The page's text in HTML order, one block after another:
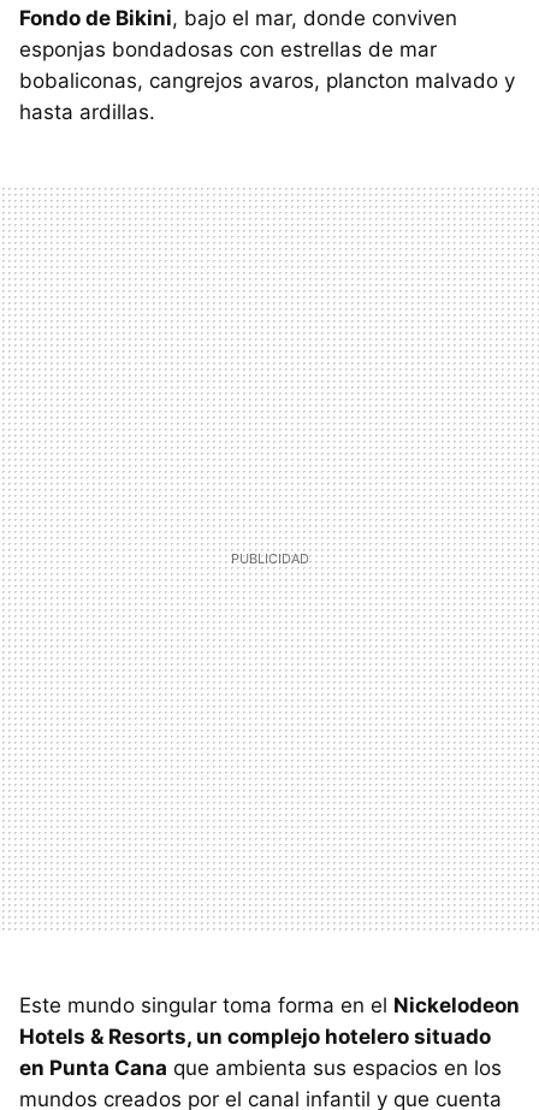
Fondo de Bikini, bajo el mar, donde conviven
esponjas bondadosas con estrellas de mar
bobaliconas, cangrejos avaros, plancton malvado y
hasta ardillas.
Este mundo singular toma forma en el Nickelodeon
Hotels & Resorts, un complejo hotelero situado
en Punta Cana que ambienta sus espacios en los
mundos creados por el canal infantil y que cuenta